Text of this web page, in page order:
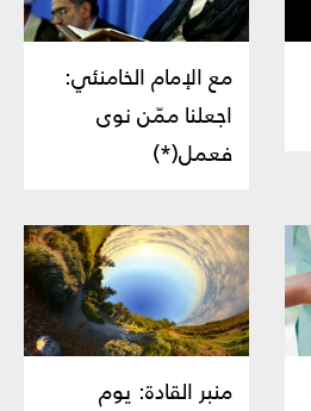
مع الإمام الخامنئي:
اجعلنا ممّن نوى
فعمل(*)
منبر القادة: يوم